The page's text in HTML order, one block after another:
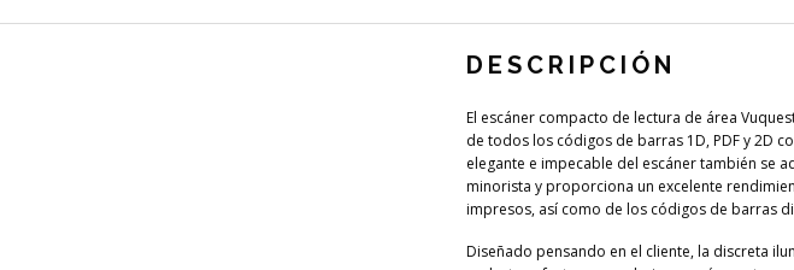
DESCRIPCIÓN
El escáner compacto de lectura de área
de todos los códigos de barras 1D, PDF y 2D
elegante e impecable del escáner también se
minorista y proporciona un excelente
impresos, así como de los códigos de barras
Diseñado pensando en el cliente, la discreta